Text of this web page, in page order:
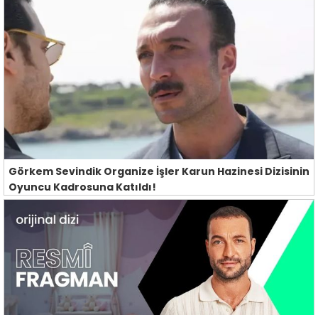
Görkem Sevindik Organize İşler Karun Hazinesi Dizisinin
Oyuncu Kadrosuna Katıldı!